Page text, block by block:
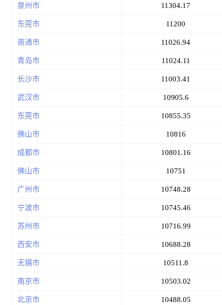
泉州市 11304.17
东莞市 11200
南通市 11026.94
青岛市 11024.11
长沙市 11003.41
武汉市 10905.6
东莞市 10855.35
佛山市 10816
成都市 10801.16
佛山市 10751
广州市 10748.28
宁波市 10745.46
苏州市 10716.99
西安市 10688.28
无锡市 10511.8
南京市 10503.02
北京市 10488.05